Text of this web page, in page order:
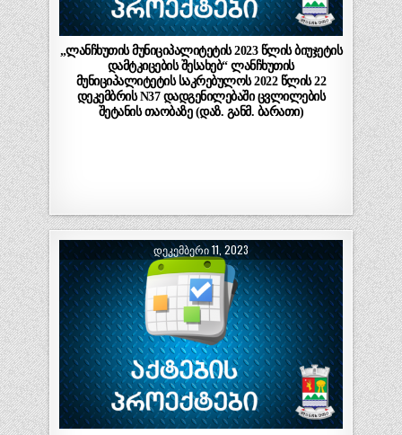
„ლანჩხუთის მუნიციპალიტეტის 2023 წლის ბიუჯეტის
დამტკიცების შესახებ“ ლანჩხუთის
მუნიციპალიტეტის საკრებულოს 2022 წლის 22
დეკემბრის N37 დადგენილებაში ცვლილების
შეტანის თაობაზე (დაზ. განმ. ბარათი)
ᲓᲔᲙᲔᲛᲑᲔᲠᲘ 11, 2023